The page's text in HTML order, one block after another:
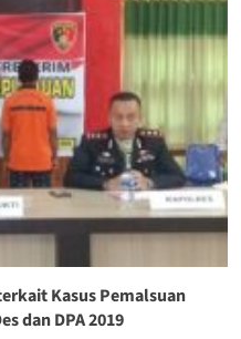
Kasus Pemalsuan
dan DPA 2019